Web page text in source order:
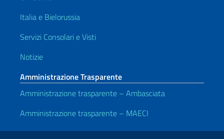
Italia e Bielorussia
Servizi Consolari e Visti
Notizie
Amministrazione Trasparente
Amministrazione trasparente – Ambasciata
Amministrazione trasparente – MAECI